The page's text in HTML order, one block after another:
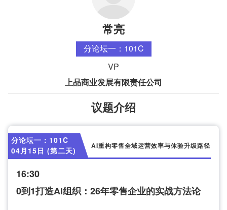
常亮
分论坛一：101C
VP
上品商业发展有限责任公司
议题介绍
分论坛一：101C
04月15日 (第二天)
AI重构零售全域运营效率与体验升级路径
16:30
0到1打造AI组织：26年零售企业的实战方法论